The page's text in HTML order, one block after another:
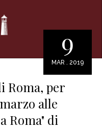
9
MAR . 2019
Roma, per
alle
Roma" di